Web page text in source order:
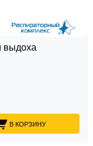
выдоха
В КОРЗИНУ